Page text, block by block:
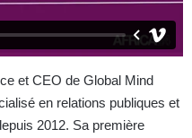
et CEO de Global Mind
en relations publiques et
2012. Sa première